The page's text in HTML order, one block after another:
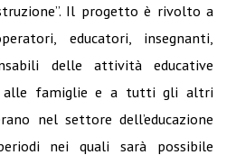
Il progetto è rivolto a
educatori, insegnanti,
delle attività educative
alle famiglie e a tutti gli altri
nel settore dell’educazione
nei quali sarà possibile